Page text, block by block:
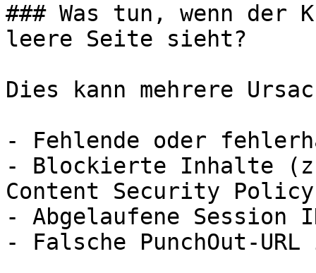
### Was tun, wenn der
leere Seite sieht?
Dies kann mehrere
- Fehlende oder
- Blockierte Inhalte
Content Security
- Abgelaufene Session
- Falsche PunchOut-URL